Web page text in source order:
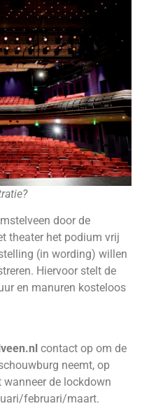
door de
theater het podium vrij
(in wording) willen
Hiervoor stelt de
en manuren kosteloos
contact op om de
neemt, op
de lockdown
februari/maart.